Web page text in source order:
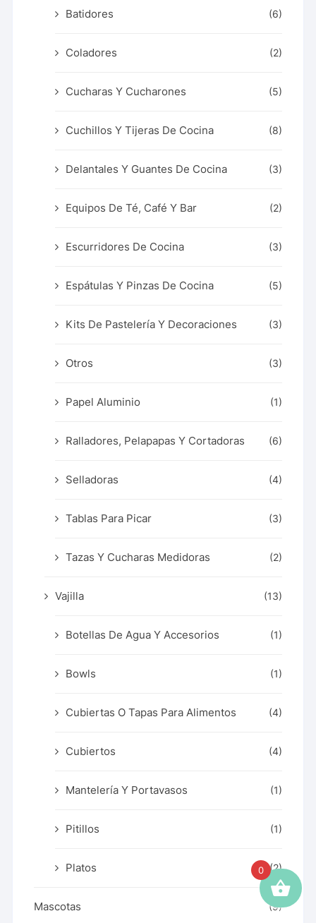
Batidores (6)
Coladores (2)
Cucharas Y Cucharones (5)
Cuchillos Y Tijeras De Cocina (8)
Delantales Y Guantes De Cocina (3)
Equipos De Té, Café Y Bar (2)
Escurridores De Cocina (3)
Espátulas Y Pinzas De Cocina (5)
Kits De Pastelería Y Decoraciones (3)
Otros (3)
Papel Aluminio (1)
Ralladores, Pelapapas Y Cortadoras (6)
Selladoras (4)
Tablas Para Picar (3)
Tazas Y Cucharas Medidoras (2)
Vajilla (13)
Botellas De Agua Y Accesorios (1)
Bowls (1)
Cubiertas O Tapas Para Alimentos (4)
Cubiertos (4)
Mantelería Y Portavasos (1)
Pitillos (1)
Platos (2)
Mascotas (9)
0